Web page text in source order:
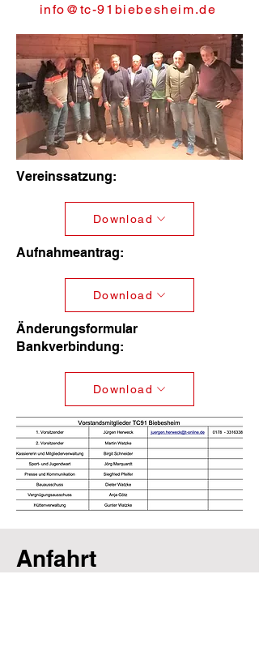
info@tc-91biebesheim.de
Vereinssatzung:
Download
Aufnahmeantrag:
Download
Änderungsformular
Bankverbindung:
Download
Anfahrt